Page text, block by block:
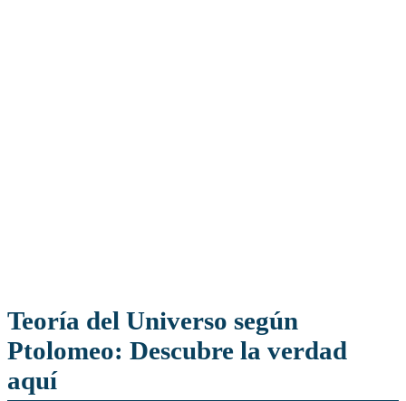
Teoría del Universo según
Ptolomeo: Descubre la verdad
aquí